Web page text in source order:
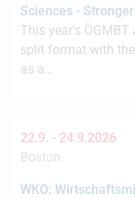
Sciences -
This year's
split format with
as a…
22.9. - 24.9.2026
Boston
WKO: